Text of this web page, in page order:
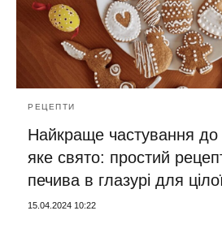
РЕЦЕПТИ
Найкраще частування
яке свято: простий
печива в глазурі для
15.04.2024 10:22